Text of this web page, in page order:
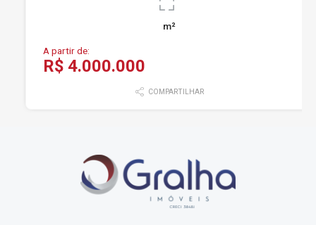
m²
A partir de:
R$ 4.000.000
COMPARTILHAR